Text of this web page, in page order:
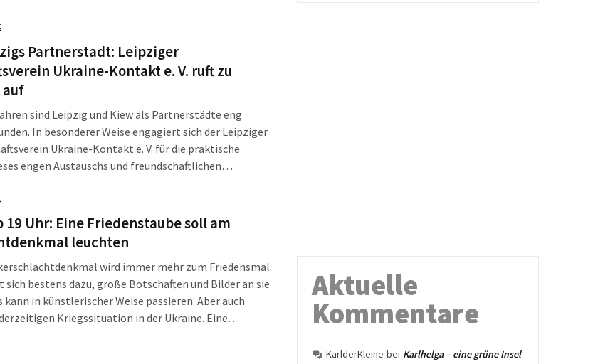
Gemarkung Connewitz ist […]
Partnerstadt: Leipziger
Ukraine-Kontakt e. V. ruft zu
auf
sind Leipzig und Kiew als Partnerstädte eng
In besonderer Weise engagiert sich der Leipziger
Ukraine-Kontakt e. V. für die praktische
engen Austauschs und freundschaftlichen
im Internet zu finden – unter www.leipzig-kiew.eu.
19 Uhr: Eine Friedenstaube soll am
leuchten
wird immer mehr zum Friedensmal.
sich bestens dazu, große Botschaften und Bilder an sie
kann in künstlerischer Weise passieren. Aber auch
Kriegssituation in der Ukraine. Eine
sich […]
Aktuelle
Kommentare
KarlderKleine bei Karlhelga – eine grüne Insel